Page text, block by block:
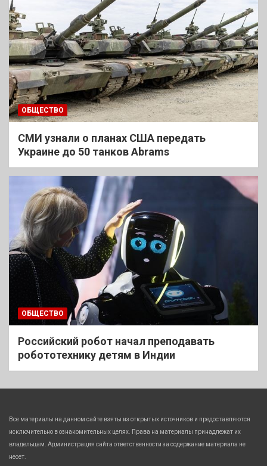
ОБЩЕСТВО
СМИ узнали о планах США передать
Украине до 50 танков Abrams
ОБЩЕСТВО
Российский робот начал преподавать
робототехнику детям в Индии
Все материалы на данном сайте взяты из открытых источников и предоставляются
исключительно в ознакомительных целях. Права на материалы принадлежат их
владельцам. Администрация сайта ответственности за содержание материала не
несет.